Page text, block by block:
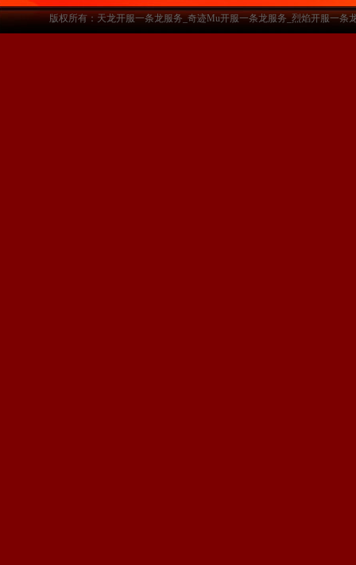
版权所有：天龙开服一条龙服务_奇迹Mu开服一条龙服务_烈焰开服一条